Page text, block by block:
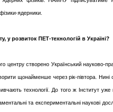
ядерники.
у розвиток ПЕТ-технологій в Україні?
центру створено Український науково-
щонайменше через рік-півтора. Нині
технології. До того ж Інститут уже
та експериментальні наукові